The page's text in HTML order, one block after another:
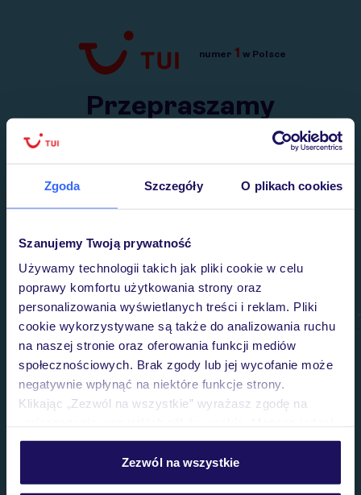
Zgoda Szczegóły O plikach cookies
Szanujemy Twoją prywatność
Używamy technologii takich jak pliki cookie w celu
poprawy komfortu użytkowania strony oraz
personalizowania wyświetlanych treści i reklam. Pliki
cookie wykorzystywane są także do analizowania ruchu
na naszej stronie oraz oferowania funkcji mediów
społecznościowych. Brak zgody lub jej wycofanie może
negatywnie wpłynąć na niektóre funkcje strony.
Klikając „Zezwól na wszystkie” wyrażasz zgodę na
personalizować swój wybór wchodząc w zakładkę
Szczegółowe informacje o plikach cookie znajdziesz
Zezwól na wszystkie
Przejdź do TUI.pl
numer 1 w Polsce
Przepraszamy
Wysłaliśmy nasz serwis na krótkie wakacje.